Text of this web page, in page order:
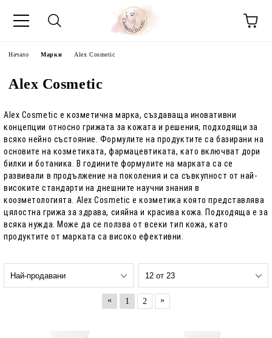
Начало Марки Alex Cosmetic
Alex Cosmetic
Alex Cosmetic е козметична марка, създаваща иновативни
концепции относно грижата за кожата и решения, подходящи за
всяко нейно състояние. Формулите на продуктите са базирани на
основите на козметиката, фармацевтиката, като включват дори
билки и ботаника. В годините формулите на марката са се
развивали в продължение на поколения и са съвкупност от най-
високите стандарти на днешните научни знания в
коозметологията. Alex Cosmetic е козметика която представлява
цялостна грижа за здрава, сияйна и красива кожа. Подходяща е за
всяка нужда. Може да се ползва от всеки тип кожа, като
продуктите от марката са високо ефективни.
« 1 2 »